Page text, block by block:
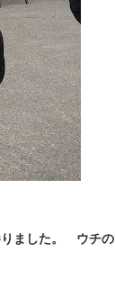
りました。 ウチの